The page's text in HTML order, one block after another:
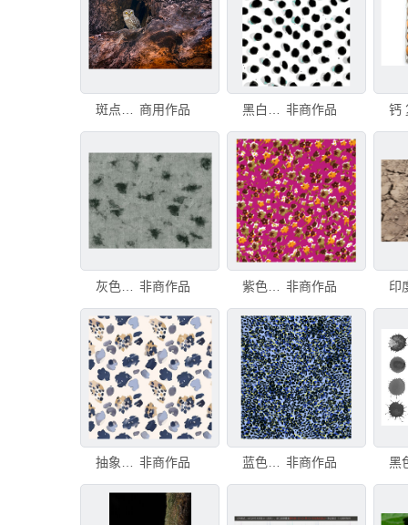
商用作品 非商作品
非商作品 紫色背景多彩斑点图案 非商作品
抽象蓝黄斑点图案纹理 非商作品 蓝色斑点纹理图案 非商作品